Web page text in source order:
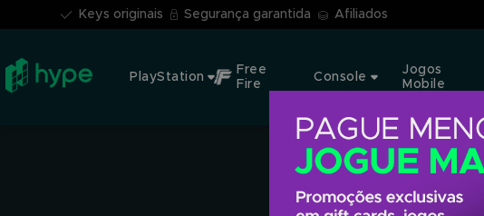
Keys originais Segurança garantida Afiliados
PlayStation
Free
Fire
Console
Jogos
Mobile